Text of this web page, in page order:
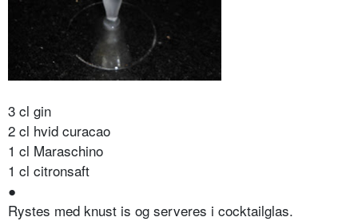
3 cl gin
2 cl hvid curacao
1 cl Maraschino
1 cl citronsaft
●
Rystes med knust is og serveres i cocktailglas.